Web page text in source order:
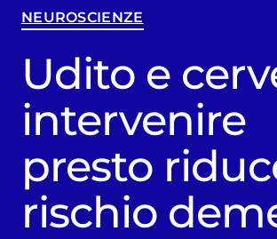
NEUROSCIENZE
Udito e
intervenire
presto
rischio